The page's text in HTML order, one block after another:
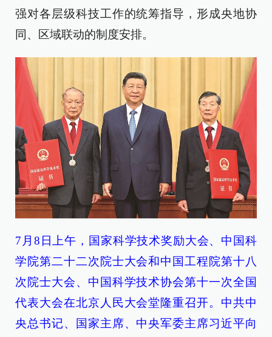
强对各层级科技工作的统筹指导，形成央地协
同、区域联动的制度安排。
7月8日上午，国家科学技术奖励大会、中国科
学院第二十二次院士大会和中国工程院第十八
次院士大会、中国科学技术协会第十一次全国
代表大会在北京人民大会堂隆重召开。中共中
央总书记、国家主席、中央军委主席习近平向